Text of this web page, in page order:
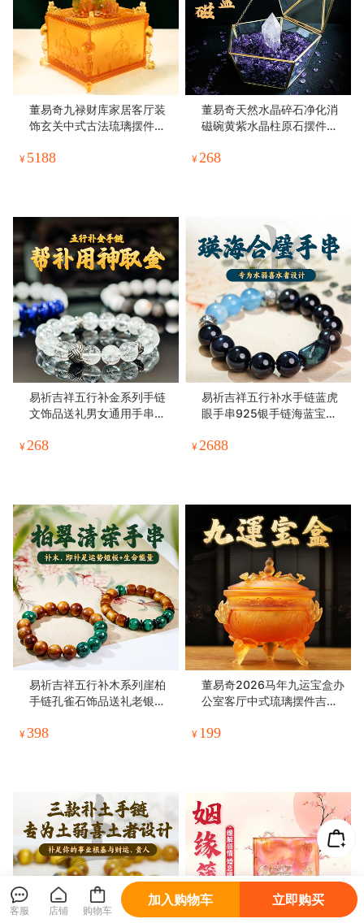
董易奇九禄财库家居客厅装
饰玄关中式古法琉璃摆件吉
¥ 5188
董易奇天然水晶碎石净化消
磁碗黄紫水晶柱原石摆件首
¥ 268
易祈吉祥五行补金系列手链
文饰品送礼男女通用手串礼
¥ 268
易祈吉祥五行补水手链蓝虎
眼手串925银手链海蓝宝饰
¥ 2688
易祈吉祥五行补木系列崖柏
手链孔雀石饰品送礼老银手
¥398
董易奇2026马年九运宝盒办
公室客厅中式琉璃摆件吉祥
¥ 199
客服 店铺 购物车
加入购物车 立即购买